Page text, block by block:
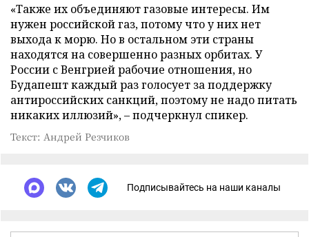
«Также их объединяют газовые интересы. Им
нужен российской газ, потому что у них нет
выхода к морю. Но в остальном эти страны
находятся на совершенно разных орбитах. У
России с Венгрией рабочие отношения, но
Будапешт каждый раз голосует за поддержку
антироссийских санкций, поэтому не надо питать
никаких иллюзий», – подчеркнул спикер.
Текст: Андрей Резчиков
Подписывайтесь на наши каналы